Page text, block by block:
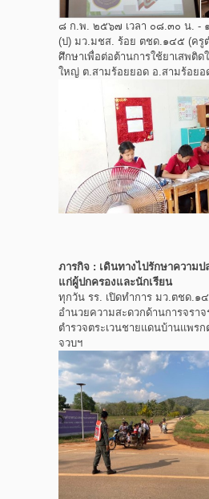
๘ ก.พ. ๒๕๖๗ เวลา ๐๘.๓๐ น. -
(ป) มว.มชส. ร้อย ตชด.๑๔๕ (ครูต
ศึกษาเพื่อต่อต้านการใช้ยาเสพติ
ใหญ่ ต.สามร้อยยอด อ.สามร้อย
ภารกิจ : เดินทางไปรักษาความ
แก่ผู้ปกครองและนักเรียน
ทุกวัน รร. เปิดทำการ มว.ตชด.๑
อำนวยความสะดวกด้านการจรา
ตำรวจตระเวนชายแดนบ้านแพร
จวบฯ